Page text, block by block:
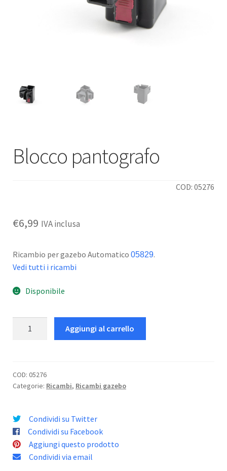
Blocco pantografo
COD: 05276
€6,99 IVA inclusa
Ricambio per gazebo Automatico 05829.
Vedi tutti i ricambi
Disponibile
Aggiungi al carrello
COD: 05276
Categorie: Ricambi, Ricambi gazebo
Condividi su Twitter
Condividi su Facebook
Aggiungi questo prodotto
Condividi via email